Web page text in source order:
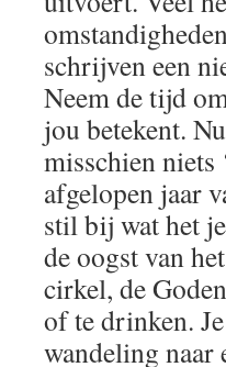
schrijven een
Neem de tijd
jou betekent.
misschien niets
afgelopen jaar
stil bij wat het
de oogst van
cirkel, de
of te drinken.
wandeling naar